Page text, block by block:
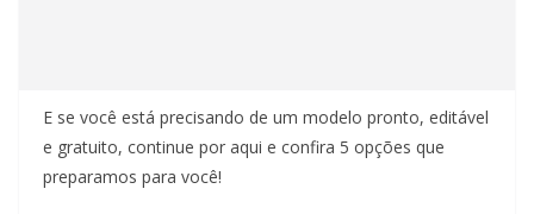
E se você está precisando de um modelo pronto, editável
e gratuito, continue por aqui e confira 5 opções que
preparamos para você!